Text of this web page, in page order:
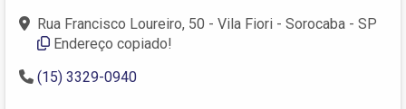
Rua Francisco Loureiro, 50 - Vila Fiori - Sorocaba - SP
Endereço copiado!
(15) 3329-0940